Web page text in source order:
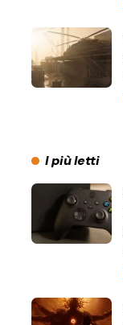
I più letti